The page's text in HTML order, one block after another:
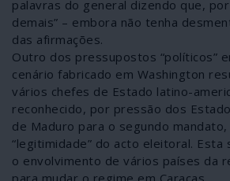
palavras do general dizendo que,
demais” – embora não tenha
das afirmações.
Outro dos pressupostos “políticos”
cenário fabricado em Washington
vários chefes de Estado latino-
reconhecido, por pressão dos
de Maduro para o segundo
“legitimidade” do acto eleitoral. Esta
o envolvimento de vários países da